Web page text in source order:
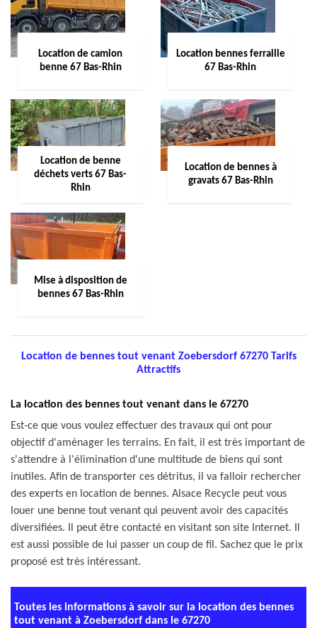
Location de camion
benne 67 Bas-Rhin
Location bennes ferraille
67 Bas-Rhin
Location de benne
déchets verts 67 Bas-
Rhin
Location de bennes à
gravats 67 Bas-Rhin
Mise à disposition de
bennes 67 Bas-Rhin
Location de bennes tout venant Zoebersdorf 67270 Tarifs
Attractifs
La location des bennes tout venant dans le 67270
Est-ce que vous voulez effectuer des travaux qui ont pour
objectif d'aménager les terrains. En fait, il est très important de
s'attendre à l'élimination d'une multitude de biens qui sont
inutiles. Afin de transporter ces détritus, il va falloir rechercher
des experts en location de bennes. Alsace Recycle peut vous
louer une benne tout venant qui peuvent avoir des capacités
diversifiées. Il peut être contacté en visitant son site Internet. Il
est aussi possible de lui passer un coup de fil. Sachez que le prix
proposé est très intéressant.
Toutes les informations à savoir sur la location des bennes
tout venant à Zoebersdorf dans le 67270